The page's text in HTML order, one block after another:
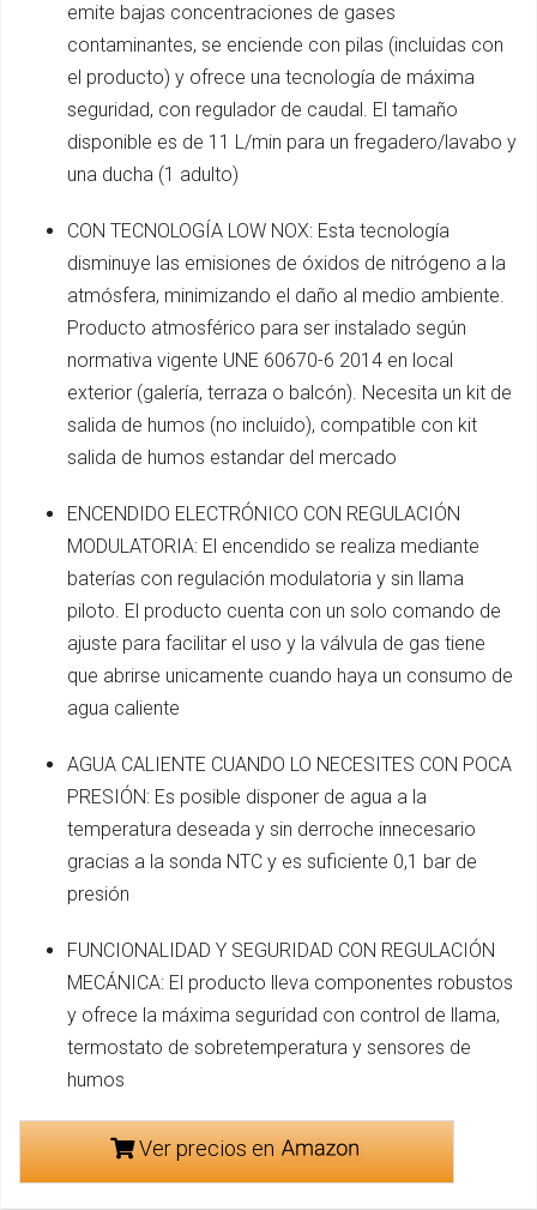
emite bajas concentraciones de gases
contaminantes, se enciende con pilas (incluidas con
el producto) y ofrece una tecnología de máxima
seguridad, con regulador de caudal. El tamaño
disponible es de 11 L/min para un fregadero/lavabo y
una ducha (1 adulto)
CON TECNOLOGÍA LOW NOX: Esta tecnología
disminuye las emisiones de óxidos de nitrógeno a la
atmósfera, minimizando el daño al medio ambiente.
Producto atmosférico para ser instalado según
normativa vigente UNE 60670-6 2014 en local
exterior (galería, terraza o balcón). Necesita un kit de
salida de humos (no incluido), compatible con kit
salida de humos estandar del mercado
ENCENDIDO ELECTRÓNICO CON REGULACIÓN
MODULATORIA: El encendido se realiza mediante
baterías con regulación modulatoria y sin llama
piloto. El producto cuenta con un solo comando de
ajuste para facilitar el uso y la válvula de gas tiene
que abrirse unicamente cuando haya un consumo de
agua caliente
AGUA CALIENTE CUANDO LO NECESITES CON POCA
PRESIÓN: Es posible disponer de agua a la
temperatura deseada y sin derroche innecesario
gracias a la sonda NTC y es suficiente 0,1 bar de
presión
FUNCIONALIDAD Y SEGURIDAD CON REGULACIÓN
MECÁNICA: El producto lleva componentes robustos
y ofrece la máxima seguridad con control de llama,
termostato de sobretemperatura y sensores de
humos
Ver precios en